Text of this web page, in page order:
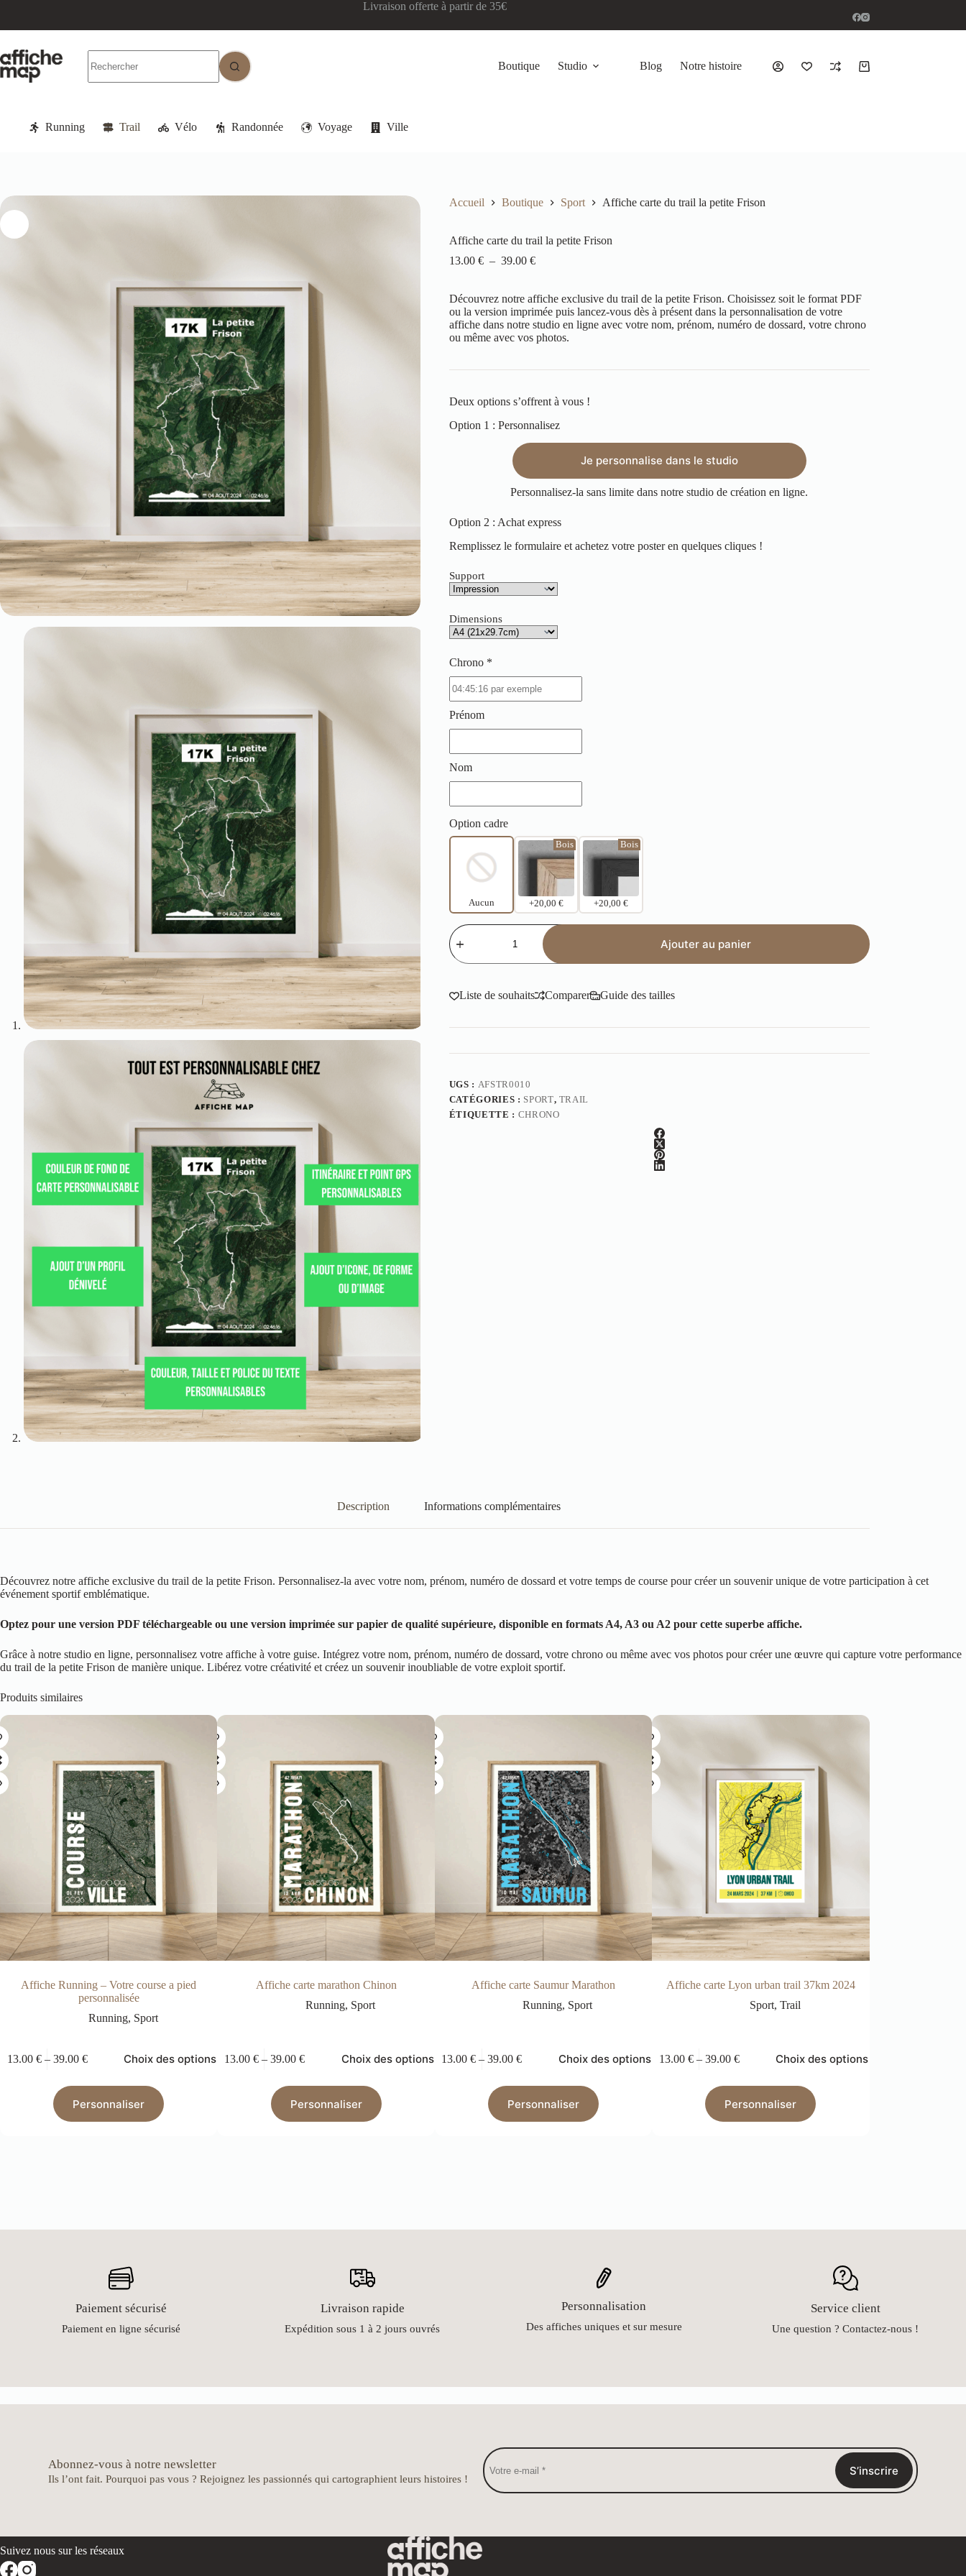
Livraison offerte à partir de 35€
Boutique Studio Blog Notre histoire
Running Trail Vélo Randonnée Voyage Ville
Accueil Boutique Sport Affiche carte du trail la petite Frison
Affiche carte du trail la petite Frison
13.00 € – 39.00 €
Découvrez notre affiche exclusive du trail de la petite Frison. Choisissez soit le format PDF
ou la version imprimée puis lancez-vous dès à présent dans la personnalisation de votre
affiche dans notre studio en ligne avec votre nom, prénom, numéro de dossard, votre chrono
ou même avec vos photos.
Deux options s’offrent à vous !
Option 1 : Personnalisez
Je personnalise dans le studio
Personnalisez-la sans limite dans notre studio de création en ligne.
Option 2 : Achat express
Remplissez le formulaire et achetez votre poster en quelques cliques !
Support
Dimensions
Chrono *
Prénom
Nom
Option cadre
Aucun
Bois
+20,00 €
Bois
+20,00 €
Ajouter au panier
Liste de souhaits Comparer Guide des tailles
UGS : AFSTR0010
CATÉGORIES : SPORT, TRAIL
ÉTIQUETTE : CHRONO
Description Informations complémentaires
Découvrez notre affiche exclusive du trail de la petite Frison. Personnalisez-la avec votre nom, prénom, numéro de dossard et votre temps de course pour créer un souvenir unique de votre participation à cet
événement sportif emblématique.
Optez pour une version PDF téléchargeable ou une version imprimée sur papier de qualité supérieure, disponible en formats A4, A3 ou A2 pour cette superbe affiche.
Grâce à notre studio en ligne, personnalisez votre affiche à votre guise. Intégrez votre nom, prénom, numéro de dossard, votre chrono ou même avec vos photos pour créer une œuvre qui capture votre performance
du trail de la petite Frison de manière unique. Libérez votre créativité et créez un souvenir inoubliable de votre exploit sportif.
Produits similaires
Affiche Running – Votre course a pied
personnalisée
Running, Sport
13.00 €– 39.00 € Choix des options
Personnaliser
Affiche carte marathon Chinon
Running, Sport
13.00 €– 39.00 € Choix des options
Personnaliser
Affiche carte Saumur Marathon
Running, Sport
13.00€ –39.00€ Choix des options
Personnaliser
Affiche carte Lyon urban trail 37km 2024
Sport, Trail
13.00 €– 39.00 € Choix des options
Personnaliser
Paiement sécurisé
Paiement en ligne sécurisé
Livraison rapide
Expédition sous 1 à 2 jours ouvrés
Personnalisation
Des affiches uniques et sur mesure
Service client
Une question ? Contactez-nous !
Abonnez-vous à notre newsletter
Ils l’ont fait. Pourquoi pas vous ? Rejoignez les passionnés qui cartographient leurs histoires !
S’inscrire